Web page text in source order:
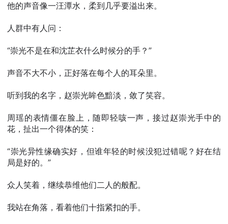
他的声音像一汪潭水，柔到几乎要溢出来。
人群中有人问：
“崇光不是在和沈芷衣什么时候分的手？”
声音不大不小，正好落在每个人的耳朵里。
听到我的名字，赵崇光眸色黯淡，敛了笑容。
周瑶的表情僵在脸上，随即轻咳一声，接过赵崇光手中的
花，扯出一个得体的笑：
“崇光异性缘确实好，但谁年轻的时候没犯过错呢？好在结
局是好的。”
众人笑着，继续恭维他们二人的般配。
我站在角落，看着他们十指紧扣的手。